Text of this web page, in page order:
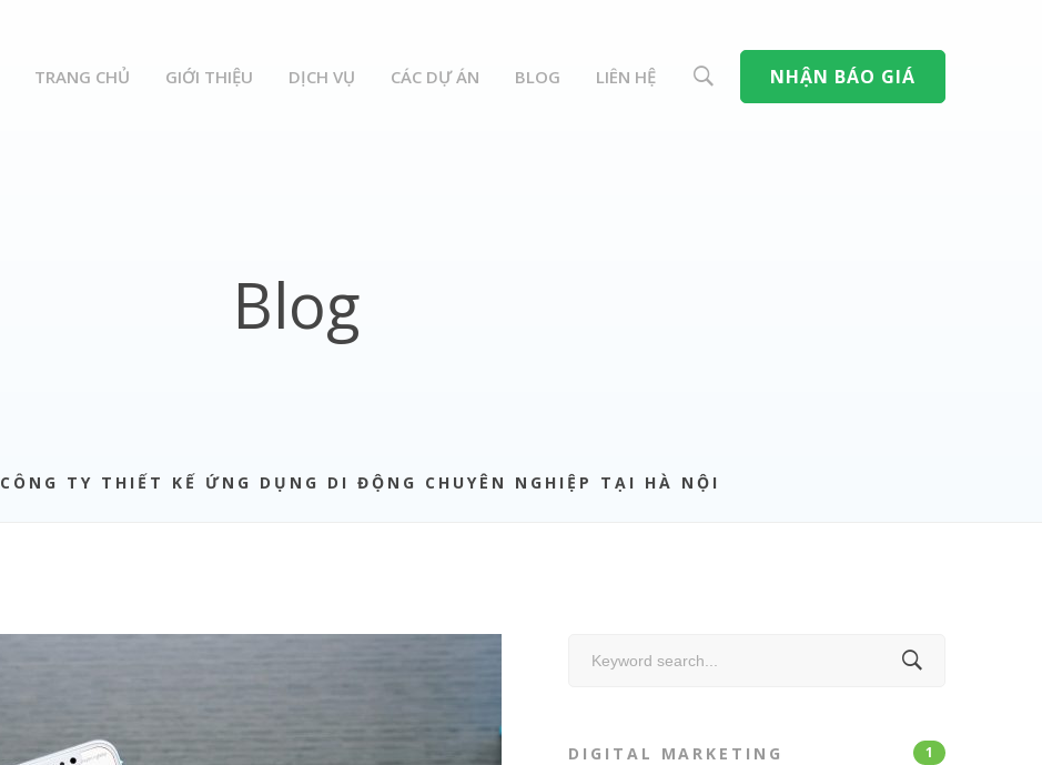
TRANG CHỦ GIỚI THIỆU DỊCH VỤ CÁC DỰ ÁN BLOG LIÊN HỆ NHẬN BÁO GIÁ
Blog
CÔNG TY THIẾT KẾ ỨNG DỤNG DI ĐỘNG CHUYÊN NGHIỆP TẠI HÀ NỘI
DIGITAL MARKETING 1